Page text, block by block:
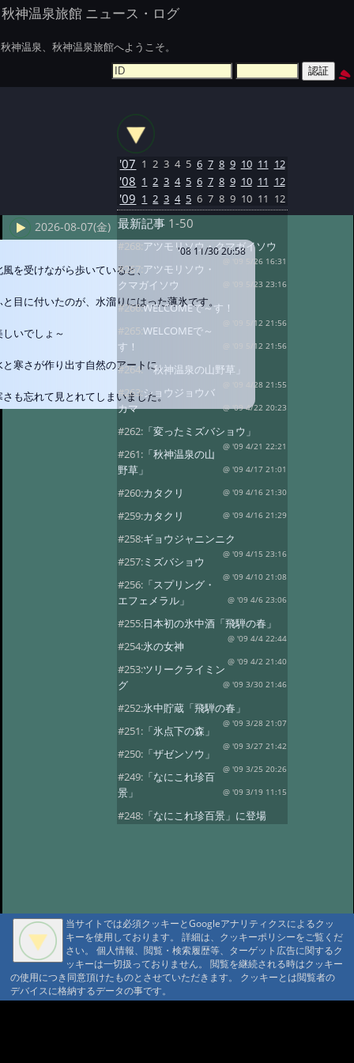
秋神温泉旅館 ニュース・ログ
秋神温泉、秋神温泉旅館へようこそ。
2026-08-07(金)
'08 11/30 20:58
風を受けながら歩いていると、
と目に付いたのが、水溜りにはった薄氷です。
しいでしょ～
と寒さが作り出す自然のアートに、
さも忘れて見とれてしまいました。
'07 1 2 3 4 5 6 7 8 9 10 11 12
'08 1 2 3 4 5 6 7 8 9 10 11 12
'09 1 2 3 4 5 6 7 8 9 10 11 12
最新記事 1-50
#268:アツモリソウ・クマガイソウ
@ '09 5/26 16:31
#267:アツモリソウ・
クマガイソウ
@ '09 5/23 23:16
#266:WELCOMEで～す！
@ '09 5/12 21:56
#265:WELCOMEで～
す！
@ '09 5/12 21:56
#264:「秋神温泉の山野草」
@ '09 4/28 21:55
#263:ショウジョウバ
カマ
@ '09 4/22 20:23
#262: 「変ったミズバショウ」
@ '09 4/21 22:21
#261: 「秋神温泉の山
野草」
@ '09 4/17 21:01
#260:カタクリ @ '09 4/16 21:30
#259:カタクリ @ '09 4/16 21:29
#258:ギョウジャニンニク
@ '09 4/15 23:16
#257:ミズバショウ
@ '09 4/10 21:08
#256: 「スプリング・
エフェメラル」
@ '09 4/6 23:06
#255:日本初の氷中酒「飛騨の春」
@ '09 4/4 22:44
#254:氷の女神
@ '09 4/2 21:40
#253:ツリークライミン
グ
@ '09 3/30 21:46
#252:氷中貯蔵「飛騨の春」
@ '09 3/28 21:07
#251: 「氷点下の森」
@ '09 3/27 21:42
#250: 「ザゼンソウ」
@ '09 3/25 20:26
#249: 「なにこれ珍百
景」
@ '09 3/19 11:15
#248: 「なにこれ珍百景」に登場
@ '09 3/3 20:42
#243:「秋神温泉お泊り
プラン」
@ '09 3/1 21:01
#242: 「氷点下の森の不思議」
@ '09 2/24 17:05
#241:「氷の魅力」
当サイトでは必須クッキーとGoogleアナリティクスによるクッ
キーを使用しております。 詳細は、クッキーポリシーをご覧くだ
さい。 個人情報、閲覧・検索履歴等、ターゲット広告に関するク
ッキーは一切扱っておりません。 閲覧を継続される時はクッキー
の使用につき同意頂けたものとさせていただきます。 クッキーとは閲覧者の
デバイスに格納するデータの事です。